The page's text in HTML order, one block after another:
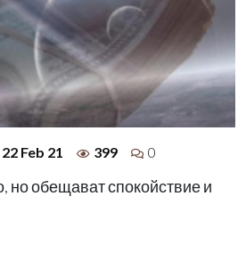
Feb 21 399 0
но обещават спокойствие и